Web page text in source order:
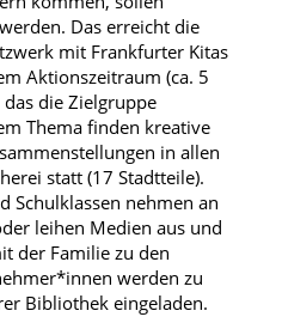
Das erreicht die
mit Frankfurter Kitas
Aktionszeitraum (ca. 5
die Zielgruppe
Thema finden kreative
in allen
statt (17 Stadtteile).
Schulklassen nehmen an
leihen Medien aus und
der Familie zu den
werden zu
Bibliothek eingeladen.